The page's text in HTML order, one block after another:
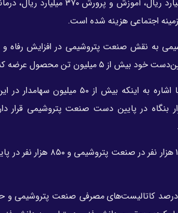
به نقش صنعت پتروشیمی در افزایش رفاه و
که این از ویژگی منحصر به فرد این صنعت است.
محمدی درباره مشارکت اجتماعی با
هستند، تأکید کرد: ۱۵ هزار بنگاه در پایین دست
وی به اشتغال مستقیم
معاون وزیر نفت به بومی‌سازی ۷۰ درصد کاتالیست‌های مصرفی